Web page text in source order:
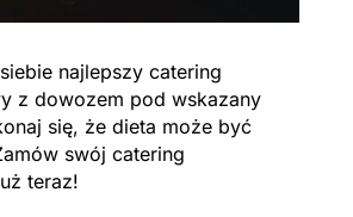
najlepszy catering
z dowozem pod wskazany
się, że dieta może być
swój catering
teraz!